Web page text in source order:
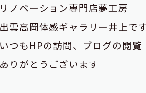
リノベーション専門店夢工房
出雲高岡体感ギャラリー井上で
いつもHPの訪問、ブログの閲覧
ありがとうございます